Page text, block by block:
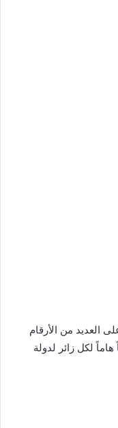
العديد من الأرقام
لكل زائر لدولة